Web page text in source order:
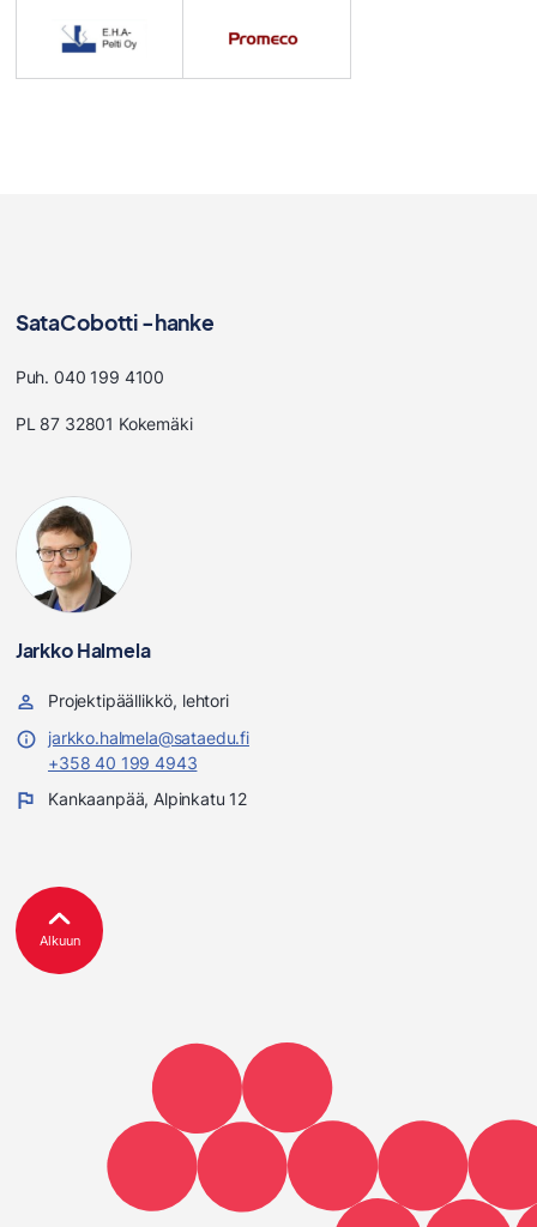
SataCobotti -hanke
Puh. 040 199 4100
PL 87 32801 Kokemäki
Jarkko Halmela
Projektipäällikkö, lehtori
jarkko.halmela@sataedu.fi
+358 40 199 4943
Kankaanpää, Alpinkatu 12
Alkuun